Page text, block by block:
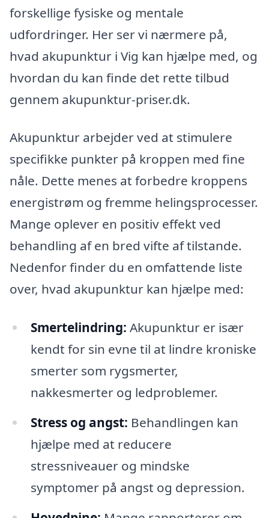
forskellige fysiske og mentale
udfordringer. Her ser vi nærmere på,
hvad akupunktur i Vig kan hjælpe med, og
hvordan du kan finde det rette tilbud
gennem akupunktur-priser.dk.
Akupunktur arbejder ved at stimulere
specifikke punkter på kroppen med fine
nåle. Dette menes at forbedre kroppens
energistrøm og fremme helingsprocesser.
Mange oplever en positiv effekt ved
behandling af en bred vifte af tilstande.
Nedenfor finder du en omfattende liste
over, hvad akupunktur kan hjælpe med:
Smertelindring: Akupunktur er især
kendt for sin evne til at lindre kroniske
smerter som rygsmerter,
nakkesmerter og ledproblemer.
Stress og angst: Behandlingen kan
hjælpe med at reducere
stressniveauer og mindske
symptomer på angst og depression.